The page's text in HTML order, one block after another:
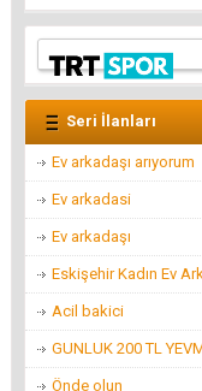
Hüseyin
8 Nisan 2016
Hüseyin
BİR ŞEY
KIYMETLİDİR...
22 Temmuz
Konuk
Belediyeyi
istifi tramvay
19 Haziran
Seri İlanları
Ev arkadaşı arıyorum
Ev arkadasi
Ev arkadaşı
Eskişehir Kadın Ev
Acil bakici
GUNLUK 200 TL
Önde olun